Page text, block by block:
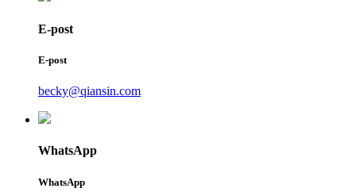
E-post
E-post
becky@qiansin.com
WhatsApp
WhatsApp